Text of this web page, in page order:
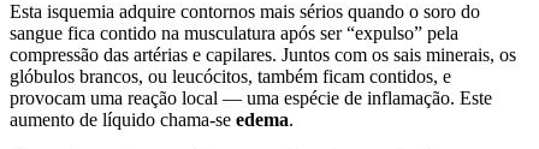
Esta isquemia adquire contornos mais sérios quando o soro do
sangue fica contido na musculatura após ser “expulso” pela
compressão das artérias e capilares. Juntos com os sais minerais, os
glóbulos brancos, ou leucócitos, também ficam contidos, e
provocam uma reação local — uma espécie de inflamação. Este
aumento de líquido chama-se edema.